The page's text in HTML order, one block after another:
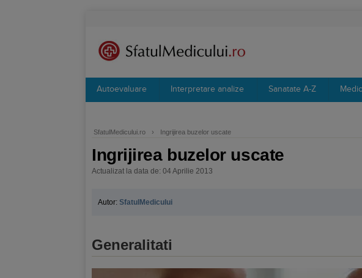
Autoevaluare Interpretare analize Sanatate A-Z
SfatulMedicului.ro › Ingrijirea buzelor uscate
Ingrijirea buzelor uscate
Actualizat la data de: 04 Aprilie 2013
Autor: SfatulMedicului
Generalitati